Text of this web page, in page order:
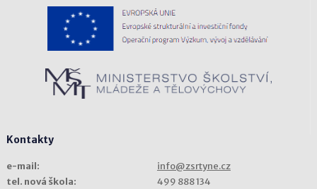
Kontakty
e-mail:
info@zsrtyne.cz
tel. nová škola:
499 888 134